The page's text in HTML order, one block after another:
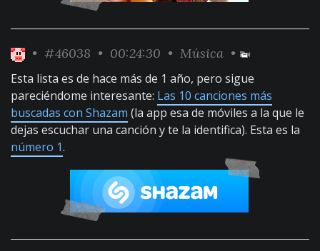
• #46038 • 00:24:30 • Música •
Esta lista es de hace más de 1 año, pero sigue
pareciéndome interesante: Las 10 canciones más
buscadas con Shazam (la app esa de móviles a la que le
dejas escuchar una canción y te la identifica). Esta es la
número 1.